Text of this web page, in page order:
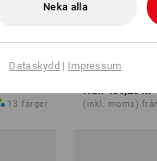
13 färger
Hängselbyxa
från 486,25 kr
(inkl. moms)
Neka alla
Dataskydd | Impressum